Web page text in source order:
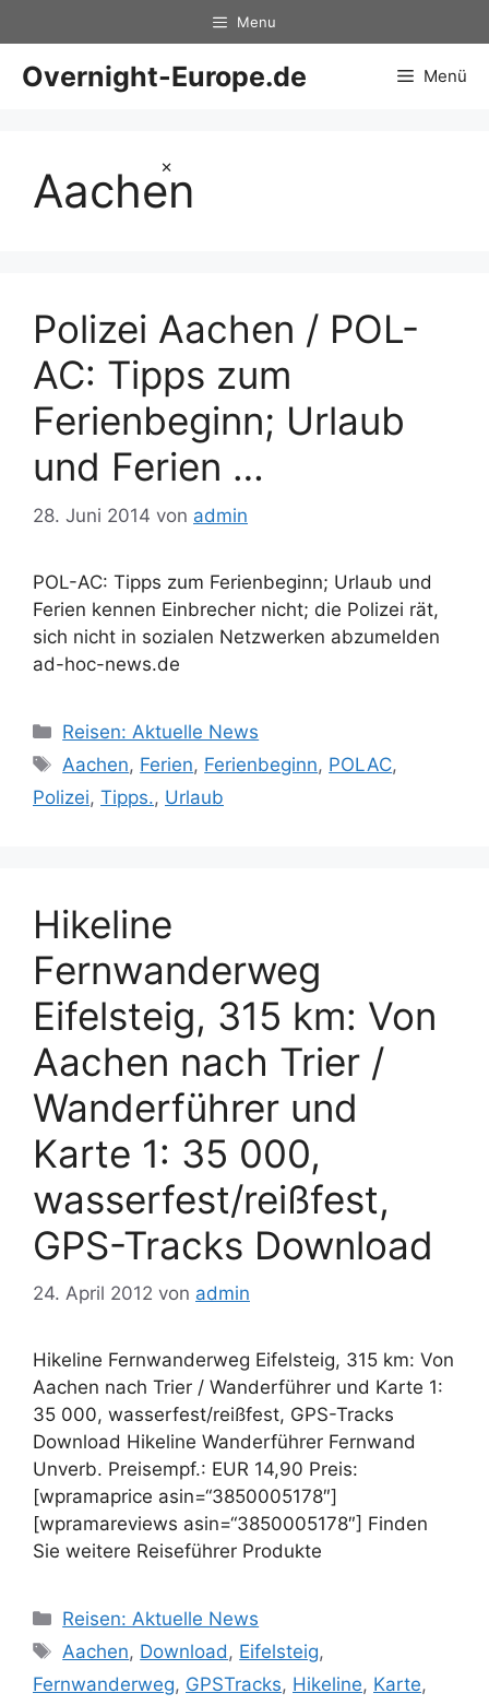
×
Inhalt
springen
Menu
Overnight-Europe.de Menü
Aachen
Polizei Aachen / POL-
AC: Tipps zum
Ferienbeginn; Urlaub
und Ferien …
28. Juni 2014 von admin
POL-AC: Tipps zum Ferienbeginn; Urlaub und
Ferien kennen Einbrecher nicht; die Polizei rät,
sich nicht in sozialen Netzwerken abzumelden
ad-hoc-news.de
Kategorien
Reisen: Aktuelle News
Schlagwörter
Aachen, Ferien, Ferienbeginn, POLAC,
Polizei, Tipps., Urlaub
Hikeline
Fernwanderweg
Eifelsteig, 315 km: Von
Aachen nach Trier /
Wanderführer und
Karte 1: 35 000,
wasserfest/reißfest,
GPS-Tracks Download
24. April 2012 von admin
Hikeline Fernwanderweg Eifelsteig, 315 km: Von
Aachen nach Trier / Wanderführer und Karte 1:
35 000, wasserfest/reißfest, GPS-Tracks
Download Hikeline Wanderführer Fernwand
Unverb. Preisempf.: EUR 14,90 Preis:
[wpramaprice asin=“3850005178″]
[wpramareviews asin=“3850005178″] Finden
Sie weitere Reiseführer Produkte
Kategorien
Reisen: Aktuelle News
Schlagwörter
Aachen, Download, Eifelsteig,
Fernwanderweg, GPSTracks, Hikeline, Karte,